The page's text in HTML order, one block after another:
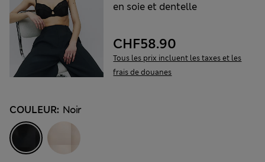
en soie et dentelle
CHF58.90
Tous les prix incluent les taxes et les
frais de douanes
COULEUR: Noir